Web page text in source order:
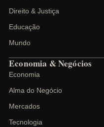
Direito & Justiça
Educação
Mundo
Economia & Negócios
Economia
Alma do Negócio
Mercados
Tecnologia